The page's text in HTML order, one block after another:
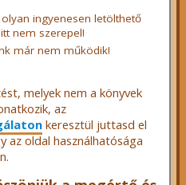
ingyenesen letölthető
nem szerepel!
már nem működik!
melyek nem a könyvek
az
keresztül juttasd el
az oldal használhatósága